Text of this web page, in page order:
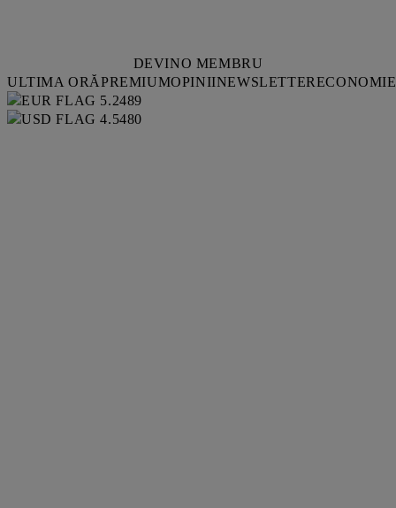
DEVINO MEMBRU
ULTIMA ORĂPREMIUMOPINIINEWSLETTERECONOMIE
5.2489
4.5480